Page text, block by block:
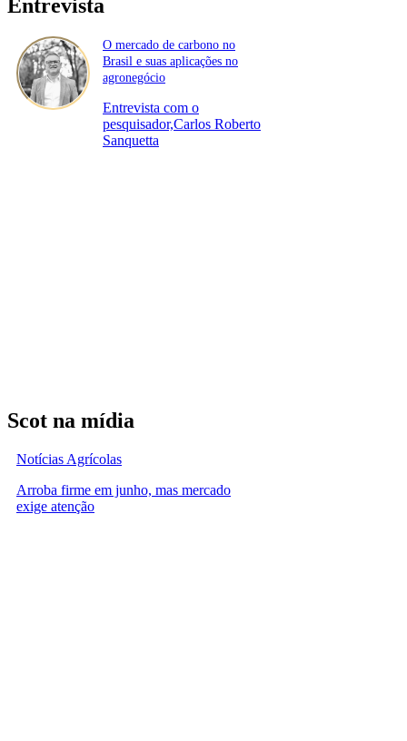
Entrevista
O mercado de carbono no
Brasil e suas aplicações no
agronegócio
Entrevista com o
pesquisador,Carlos Roberto
Sanquetta
Scot na mídia
Notícias Agrícolas
Arroba firme em junho, mas mercado
exige atenção